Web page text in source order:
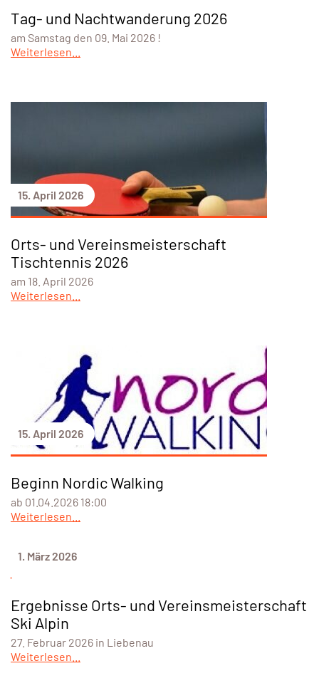
Tag- und Nachtwanderung 2026
am Samstag den 09. Mai 2026 !
Weiterlesen...
15. April 2026
Orts- und Vereinsmeisterschaft
Tischtennis 2026
am 18. April 2026
Weiterlesen...
15. April 2026
Beginn Nordic Walking
ab 01.04.2026 18:00
Weiterlesen...
1. März 2026
Ergebnisse Orts- und Vereinsmeisterschaft
Ski Alpin
27. Februar 2026 in Liebenau
Weiterlesen...